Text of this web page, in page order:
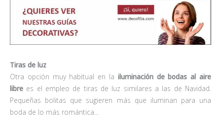
Tiras de luz
Otra opción muy habitual en la iluminación de bodas al aire
libre es el empleo de tiras de luz similares a las de Navidad.
Pequeñas bolitas que sugieren más que iluminan para una
boda de lo más romántica…